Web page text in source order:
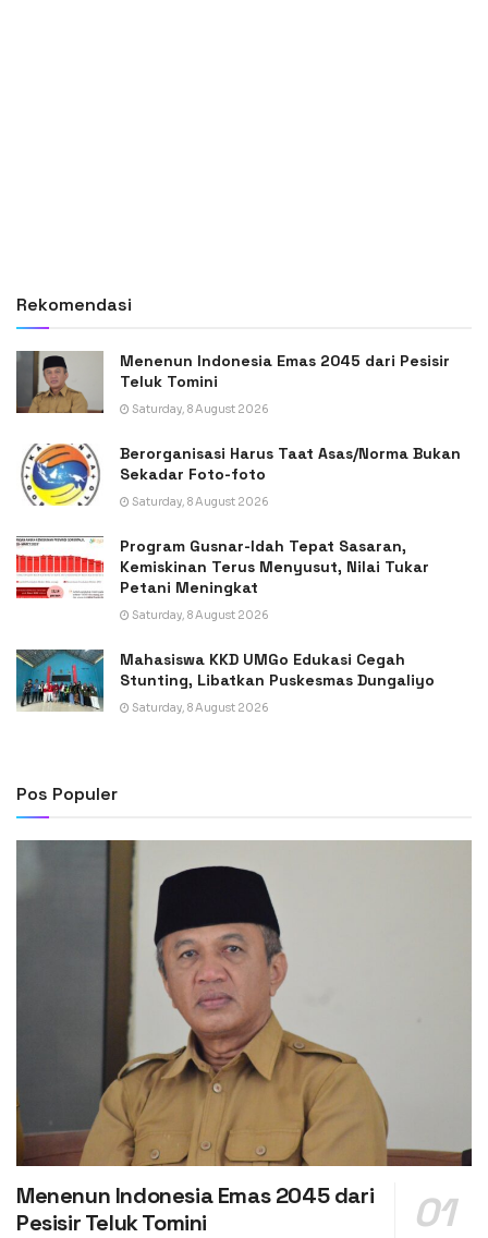
Rekomendasi
Menenun Indonesia Emas 2045 dari Pesisir
Teluk Tomini
Saturday, 8 August 2026
Berorganisasi Harus Taat Asas/Norma Bukan
Sekadar Foto-foto
Saturday, 8 August 2026
Program Gusnar-Idah Tepat Sasaran,
Kemiskinan Terus Menyusut, Nilai Tukar
Petani Meningkat
Saturday, 8 August 2026
Mahasiswa KKD UMGo Edukasi Cegah
Stunting, Libatkan Puskesmas Dungaliyo
Saturday, 8 August 2026
Pos Populer
Menenun Indonesia Emas 2045 dari
Pesisir Teluk Tomini